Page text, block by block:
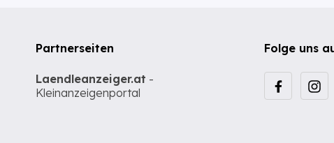
Folge uns
Partnerseiten
Laendleanzeiger.at -
Kleinanzeigenportal